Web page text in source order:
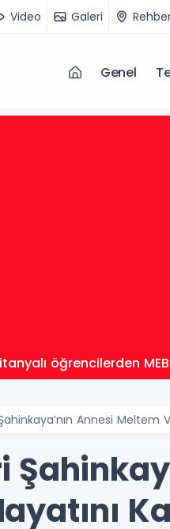
Video Galeri
Genel
öğrencilerden
Annesi Meltem